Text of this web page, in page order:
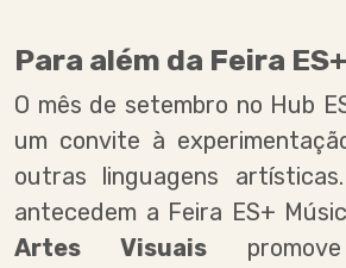
Para além da Feira
O mês de setembro no Hub
um convite à
outras linguagens
antecedem a Feira ES+
Artes Visuais